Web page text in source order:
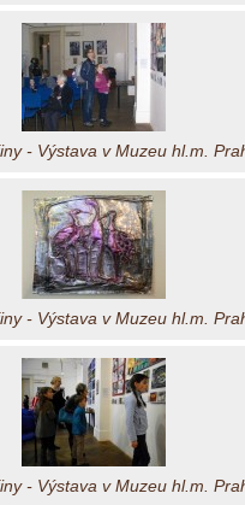
- Výstava v Muzeu hl.m.
- Výstava v Muzeu hl.m.
- Výstava v Muzeu hl.m.